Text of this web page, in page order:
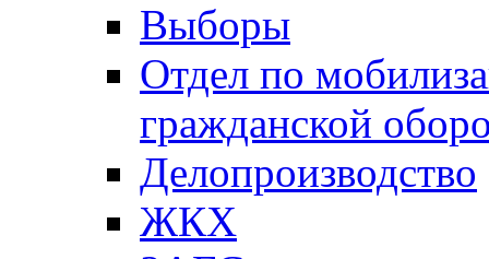
Выборы
Отдел по
гражданской
Делопроизводство
ЖКХ